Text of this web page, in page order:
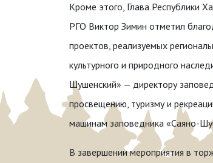
Кроме этого, Глава Республики
РГО Виктор Зимин отметил
проектов, реализуемых
культурного и природного
Шушенский» — директору
просвещению, туризму и
машинам заповедника «Саяно-
В завершении мероприятия в